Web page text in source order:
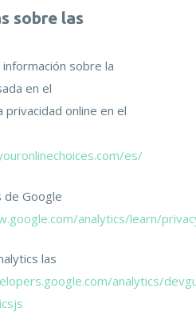
sobre las
sobre la
en el
online en el
es/
de Google
analytics/learn/
las
analytics/